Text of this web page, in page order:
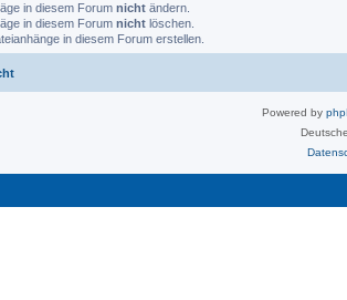
in diesem Forum nicht ändern.
in diesem Forum nicht löschen.
in diesem Forum erstellen.
Powered by